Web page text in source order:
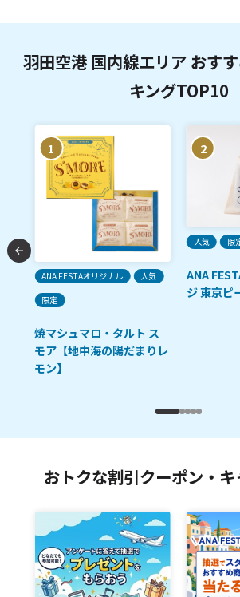
羽田空港 国内線エリア おす
キングTOP10
1
ANA FESTAオリジナル
人気
限定
焼マシュマロ・タルト ス
モア【地中海の陽だまりレ
モン】
2
人気 限
ANA
ジ 東京ピ
おトクな割引クーポン・